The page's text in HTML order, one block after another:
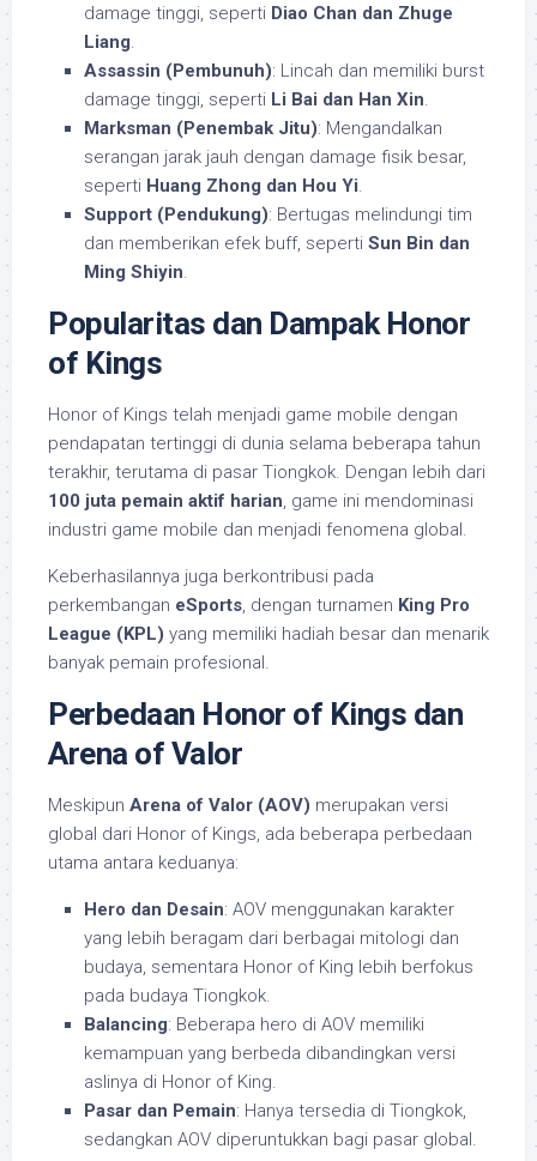
damage tinggi, seperti Diao Chan dan Zhuge
Liang.
Assassin (Pembunuh): Lincah dan memiliki burst
damage tinggi, seperti Li Bai dan Han Xin.
Marksman (Penembak Jitu): Mengandalkan
serangan jarak jauh dengan damage fisik besar,
seperti Huang Zhong dan Hou Yi.
Support (Pendukung): Bertugas melindungi tim
dan memberikan efek buff, seperti Sun Bin dan
Ming Shiyin.
Popularitas dan Dampak Honor
of Kings
Honor of Kings telah menjadi game mobile dengan
pendapatan tertinggi di dunia selama beberapa tahun
terakhir, terutama di pasar Tiongkok. Dengan lebih dari
100 juta pemain aktif harian, game ini mendominasi
industri game mobile dan menjadi fenomena global.
Keberhasilannya juga berkontribusi pada
perkembangan eSports, dengan turnamen King Pro
League (KPL) yang memiliki hadiah besar dan menarik
banyak pemain profesional.
Perbedaan Honor of Kings dan
Arena of Valor
Meskipun Arena of Valor (AOV) merupakan versi
global dari Honor of Kings, ada beberapa perbedaan
utama antara keduanya:
Hero dan Desain: AOV menggunakan karakter
yang lebih beragam dari berbagai mitologi dan
budaya, sementara Honor of King lebih berfokus
pada budaya Tiongkok.
Balancing: Beberapa hero di AOV memiliki
kemampuan yang berbeda dibandingkan versi
aslinya di Honor of King.
Pasar dan Pemain: Hanya tersedia di Tiongkok,
sedangkan AOV diperuntukkan bagi pasar global.